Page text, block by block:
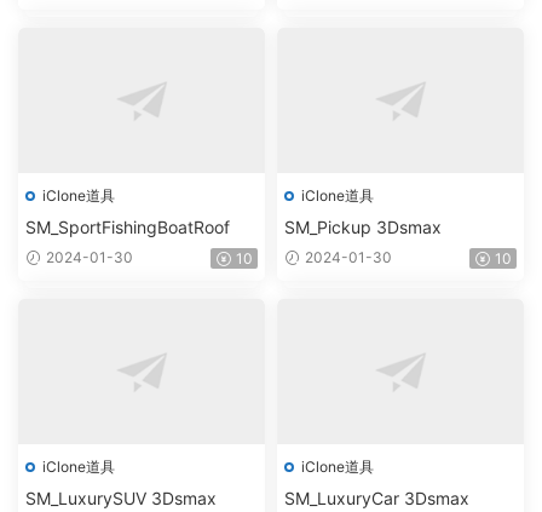
iClone道具
SM_SportFishingBoatRoof
2024-01-30 10
iClone道具
SM_Pickup 3Dsmax
2024-01-30 10
iClone道具
SM_LuxurySUV 3Dsmax
iClone道具
SM_LuxuryCar 3Dsmax